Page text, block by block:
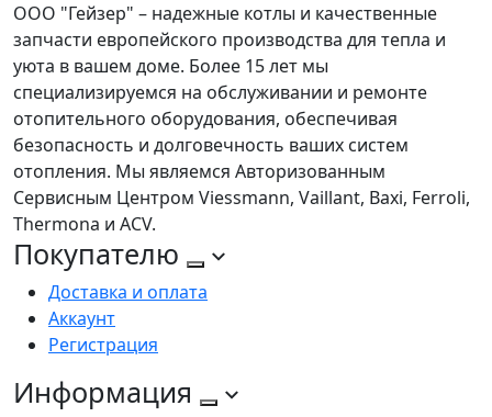
ООО "Гейзер" – надежные котлы и качественные
запчасти европейского производства для тепла и
уюта в вашем доме. Более 15 лет мы
специализируемся на обслуживании и ремонте
отопительного оборудования, обеспечивая
безопасность и долговечность ваших систем
отопления. Мы являемся Авторизованным
Сервисным Центром Viessmann, Vaillant, Baxi, Ferroli,
Thermona и ACV.
Покупателю
Доставка и оплата
Аккаунт
Регистрация
Информация